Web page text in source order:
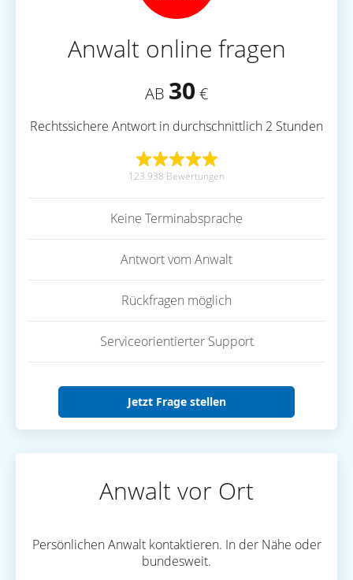
Anwalt online fragen
AB 30 €
Rechtssichere Antwort in durchschnittlich 2 Stunden
123.938 Bewertungen
Keine Terminabsprache
Antwort vom Anwalt
Rückfragen möglich
Serviceorientierter Support
Jetzt Frage stellen
Anwalt vor Ort
Persönlichen Anwalt kontaktieren. In der Nähe oder
bundesweit.